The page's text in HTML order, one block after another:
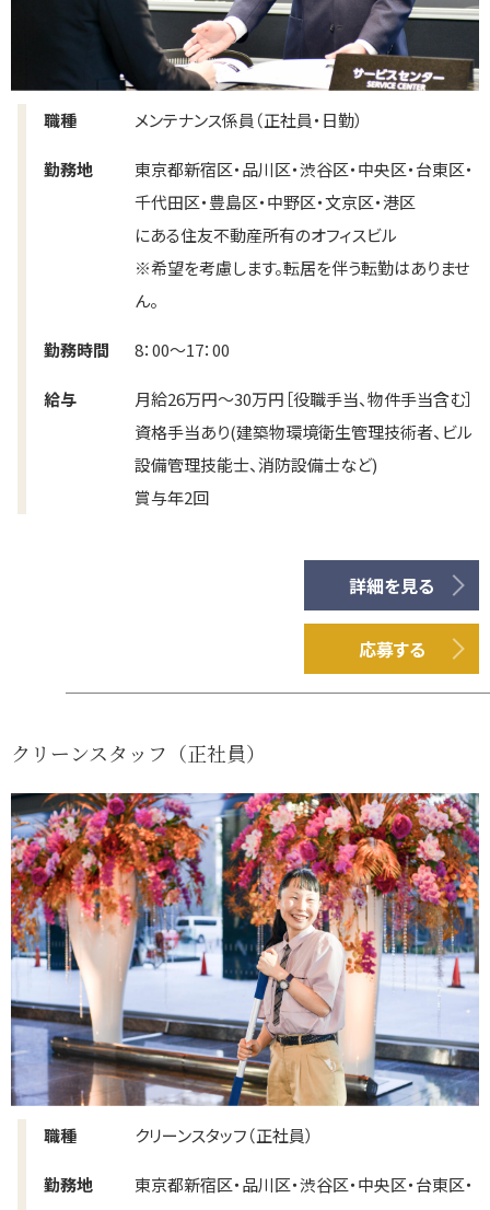
職種 メンテナンス係員（正社員・日勤）
勤務地
東京都新宿区・品川区・渋谷区・中央区・台東区・
千代田区・豊島区・中野区・文京区・港区
にある住友不動産所有のオフィスビル
※希望を考慮します。転居を伴う転勤はありませ
ん。
勤務時間 8：00～17：00
給与
月給26万円～30万円［役職手当、物件手当含む］
資格手当あり(建築物環境衛生管理技術者、ビル
設備管理技能士、消防設備士など)
賞与年2回
詳細を見る
応募する
クリーンスタッフ（正社員）
職種 クリーンスタッフ（正社員）
勤務地
東京都新宿区・品川区・渋谷区・中央区・台東区・